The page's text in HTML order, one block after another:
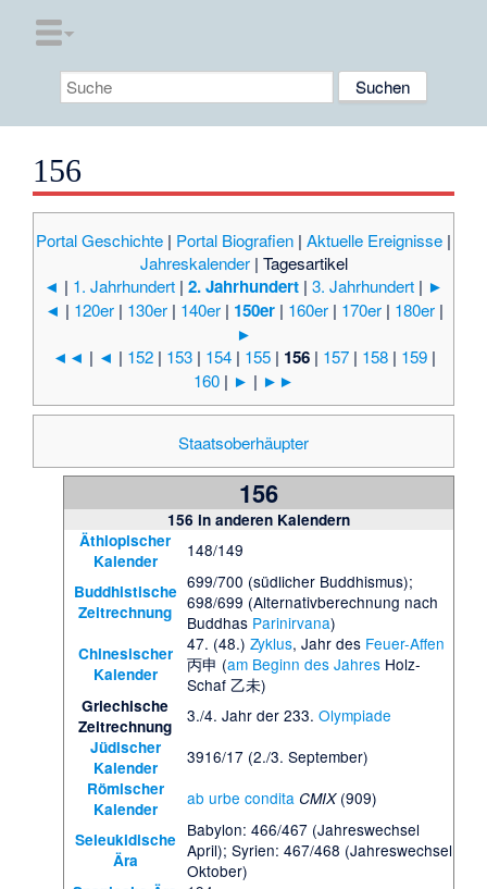
156
Portal Geschichte | Portal Biografien | Aktuelle Ereignisse |
Jahreskalender| Tagesartikel
◄ | 1. Jahrhundert | 2. Jahrhundert | 3. Jahrhundert | ►
◄ | 120er| 130er| 140er| 150er| 160er| 170er| 180er|
►
◄◄ | ◄ | 152| 153| 154| 155| 156| 157| 158| 159|
160| ► | ►►
Staatsoberhäupter
156
156 in anderen Kalendern
Äthiopischer
Kalender
148/149
Buddhistische
Zeitrechnung
699/700 (südlicher Buddhismus);
698/699 (Alternativberechnung nach
Buddhas Parinirvana)
Chinesischer
Kalender
47. (48.) Zyklus, Jahr des Feuer-Affen
丙申 (am Beginn des JahresHolz-
Schaf 乙未)
Griechische
Zeitrechnung
3./4. Jahr der 233. Olympiade
Jüdischer
Kalender
3916/17 (2./3. September)
Römischer
Kalender
ab urbe condita CMIX(909)
Seleukidische
Ära
Babylon: 466/467 (Jahreswechsel
April); Syrien: 467/468 (Jahreswechsel
Oktober)